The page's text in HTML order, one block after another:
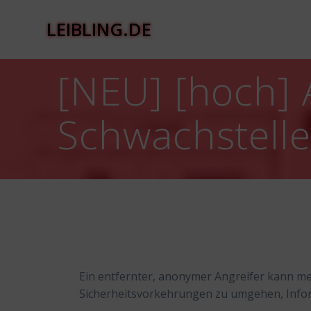
LEIBLING.DE
[NEU] [hoch]
Ein entfernter, anonymer Angreifer kann
Sicherheitsvorkehrungen zu umgehen,